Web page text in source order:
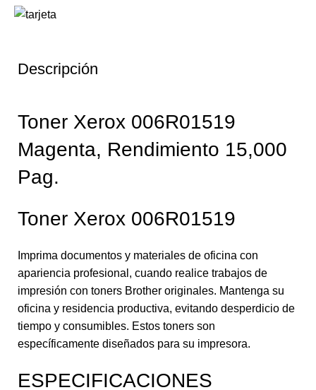
Descripción
Toner Xerox 006R01519
Magenta, Rendimiento 15,000
Pag.
Toner Xerox 006R01519
Imprima documentos y materiales de oficina con
apariencia profesional, cuando realice trabajos de
impresión con toners Brother originales. Mantenga su
oficina y residencia productiva, evitando desperdicio de
tiempo y consumibles. Estos toners son
específicamente diseñados para su impresora.
ESPECIFICACIONES